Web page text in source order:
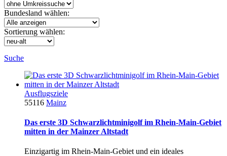
Bundesland wählen:
Sortierung wählen:
Suche
Ausflugsziele
55116 Mainz
Das erste 3D Schwarzlichtminigolf im Rhein-Main-Gebiet
mitten in der Mainzer Altstadt
Einzigartig im Rhein-Main-Gebiet und ein ideales